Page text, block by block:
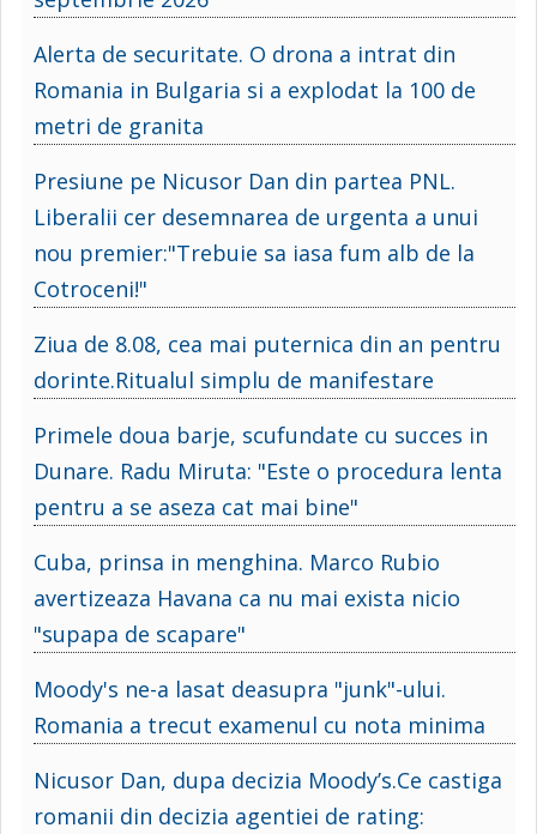
Alerta de securitate. O drona a intrat din
Romania in Bulgaria si a explodat la 100 de
metri de granita
Presiune pe Nicusor Dan din partea PNL.
Liberalii cer desemnarea de urgenta a unui
nou premier:"Trebuie sa iasa fum alb de la
Cotroceni!"
Ziua de 8.08, cea mai puternica din an pentru
dorinte.Ritualul simplu de manifestare
Primele doua barje, scufundate cu succes in
Dunare. Radu Miruta: "Este o procedura lenta
pentru a se aseza cat mai bine"
Cuba, prinsa in menghina. Marco Rubio
avertizeaza Havana ca nu mai exista nicio
"supapa de scapare"
Moody's ne-a lasat deasupra "junk"-ului.
Romania a trecut examenul cu nota minima
Nicusor Dan, dupa decizia Moody’s.Ce castiga
romanii din decizia agentiei de rating: